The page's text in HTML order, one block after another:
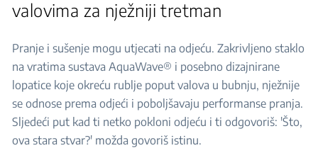
valovima za nježniji tretman
Pranje i sušenje mogu utjecati na odjeću. Zakrivljeno staklo
na vratima sustava AquaWave® i posebno dizajnirane
lopatice koje okreću rublje poput valova u bubnju, nježnije
se odnose prema odjeći i poboljšavaju performanse pranja.
Sljedeći put kad ti netko pokloni odjeću i ti odgovoriš: 'Što,
ova stara stvar?' možda govoriš istinu.